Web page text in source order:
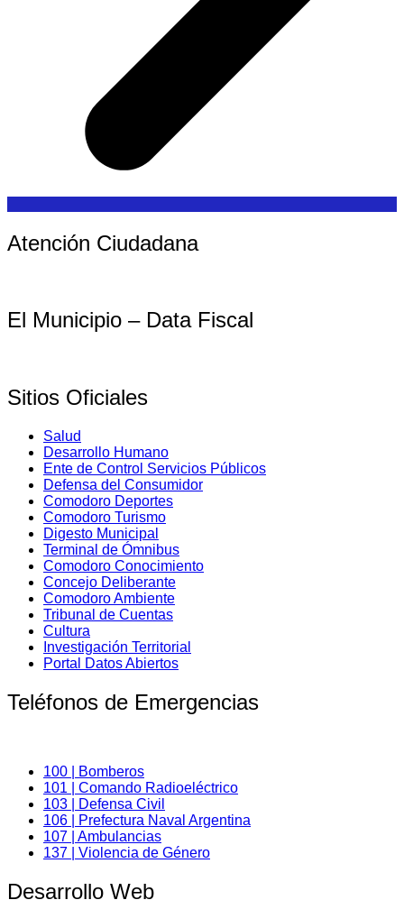
Atención Ciudadana
El Municipio – Data Fiscal
Sitios Oficiales
Salud
Desarrollo Humano
Ente de Control Servicios Públicos
Defensa del Consumidor
Comodoro Deportes
Comodoro Turismo
Digesto Municipal
Terminal de Ómnibus
Comodoro Conocimiento
Concejo Deliberante
Comodoro Ambiente
Tribunal de Cuentas
Cultura
Investigación Territorial
Portal Datos Abiertos
Teléfonos de Emergencias
100 | Bomberos
101 | Comando Radioeléctrico
103 | Defensa Civil
106 | Prefectura Naval Argentina
107 | Ambulancias
137 | Violencia de Género
Desarrollo Web